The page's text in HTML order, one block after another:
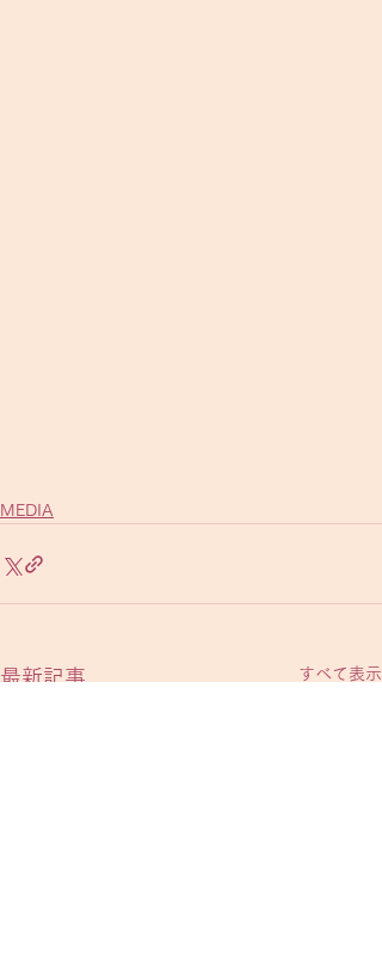
MEDIA
最新記事 すべて表示